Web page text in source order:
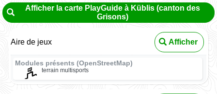
Afficher la carte PlayGuide à Küblis (canton des
Grisons)
Aire de jeux Afficher
Modules présents (OpenStreetMap)
terrain multisports